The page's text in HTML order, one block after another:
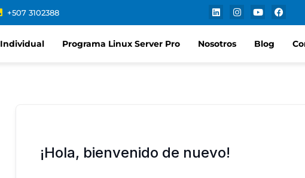
+507 3102388
Individual Programa Linux Server Pro Nosotros Blog
¡Hola, bienvenido de nuevo!